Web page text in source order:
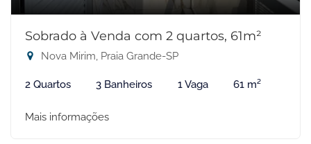
Sobrado à Venda com 2 quartos, 61m²
Nova Mirim, Praia Grande-SP
2 Quartos 3 Banheiros 1 Vaga 61 m²
Mais informações